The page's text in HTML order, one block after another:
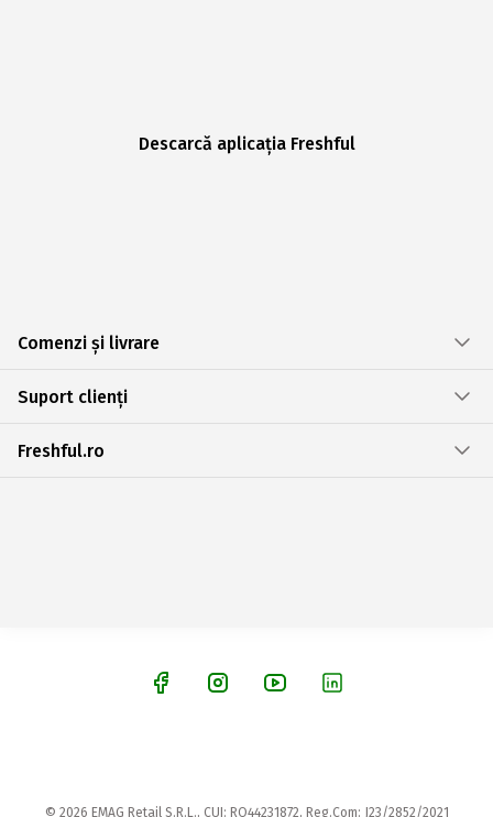
Descarcă aplicația Freshful
Comenzi și livrare
Suport clienți
Freshful.ro
© 2026 EMAG Retail S.R.L., CUI: RO44231872, Reg.Com: J23/2852/2021